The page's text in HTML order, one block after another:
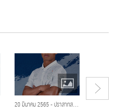
20 มีนาคม 2565 - ปราสาทสายฟ้า,บุรีรัมย์ ยูไนเต็ด,ศศลักษณ์ ไหประโคน,นิตยสารออนไลน์ บุรีรัมย์ ยูไนเต็ด 2021/2022